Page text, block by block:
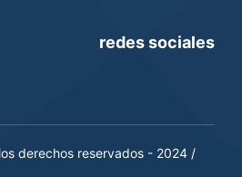
redes sociales
derechos reservados - 2024 /